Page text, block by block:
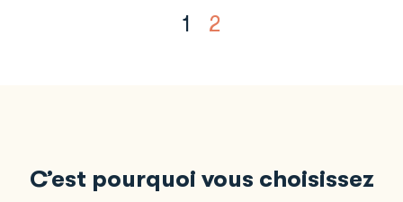
1 2
C’est pourquoi vous choisissez